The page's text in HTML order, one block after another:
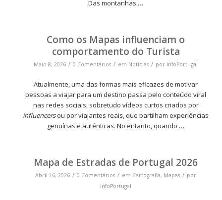
Das montanhas …
Como os Mapas influenciam o
comportamento do Turista
Maio 8, 2026 / 0 Comentários / em Notícias / por InfoPortugal
Atualmente, uma das formas mais eficazes de motivar
pessoas a viajar para um destino passa pelo conteúdo viral
nas redes sociais, sobretudo vídeos curtos criados por
influencersou por viajantes reais, que partilham experiências
genuínas e autênticas. No entanto, quando …
Mapa de Estradas de Portugal 2026
Abril 16, 2026 / 0 Comentários / em Cartografia, Mapas / por
InfoPortugal